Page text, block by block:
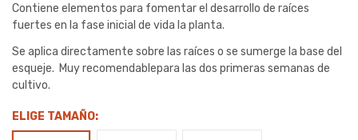
Contiene elementos para fomentar el desarrollo de raíces
fuertes en la fase inicial de vida la planta.
Se aplica directamente sobre las raíces o se sumerge la base del
esqueje. Muy recomendablepara las dos primeras semanas de
cultivo.
ELIGE TAMAÑO: